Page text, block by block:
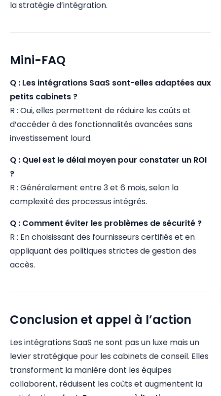
la stratégie d’intégration.
Mini-FAQ
Q : Les intégrations SaaS sont-elles adaptées aux
petits cabinets ?
R : Oui, elles permettent de réduire les coûts et
d’accéder à des fonctionnalités avancées sans
investissement lourd.
Q : Quel est le délai moyen pour constater un ROI
?
R : Généralement entre 3 et 6 mois, selon la
complexité des processus intégrés.
Q : Comment éviter les problèmes de sécurité ?
R : En choisissant des fournisseurs certifiés et en
appliquant des politiques strictes de gestion des
accès.
Conclusion et appel à l’action
Les intégrations SaaS ne sont pas un luxe mais un
levier stratégique pour les cabinets de conseil. Elles
transforment la manière dont les équipes
collaborent, réduisent les coûts et augmentent la